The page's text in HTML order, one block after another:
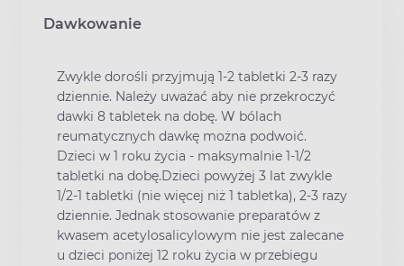
Dawkowanie
Zwykle dorośli przyjmują 1-2 tabletki 2-3 razy
dziennie. Należy uważać aby nie przekroczyć
dawki 8 tabletek na dobę. W bólach
reumatycznych dawkę można podwoić.
Dzieci w 1 roku życia - maksymalnie 1-1/2
tabletki na dobę.Dzieci powyżej 3 lat zwykle
1/2-1 tabletki (nie więcej niż 1 tabletka), 2-3 razy
dziennie. Jednak stosowanie preparatów z
kwasem acetylosalicylowym nie jest zalecane
u dzieci poniżej 12 roku życia w przebiegu